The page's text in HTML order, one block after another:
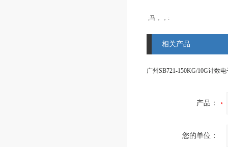
;马，，:
相关产品
产品：
您的单位：